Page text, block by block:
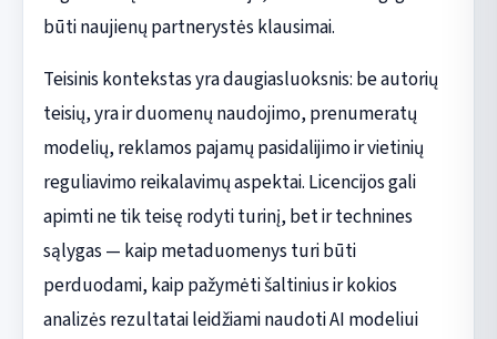
būti naujienų partnerystės klausimai.
Teisinis kontekstas yra daugiasluoksnis: be autorių
teisių, yra ir duomenų naudojimo, prenumeratų
modelių, reklamos pajamų pasidalijimo ir vietinių
reguliavimo reikalavimų aspektai. Licencijos gali
apimti ne tik teisę rodyti turinį, bet ir technines
sąlygas — kaip metaduomenys turi būti
perduodami, kaip pažymėti šaltinius ir kokios
analizės rezultatai leidžiami naudoti AI modeliui